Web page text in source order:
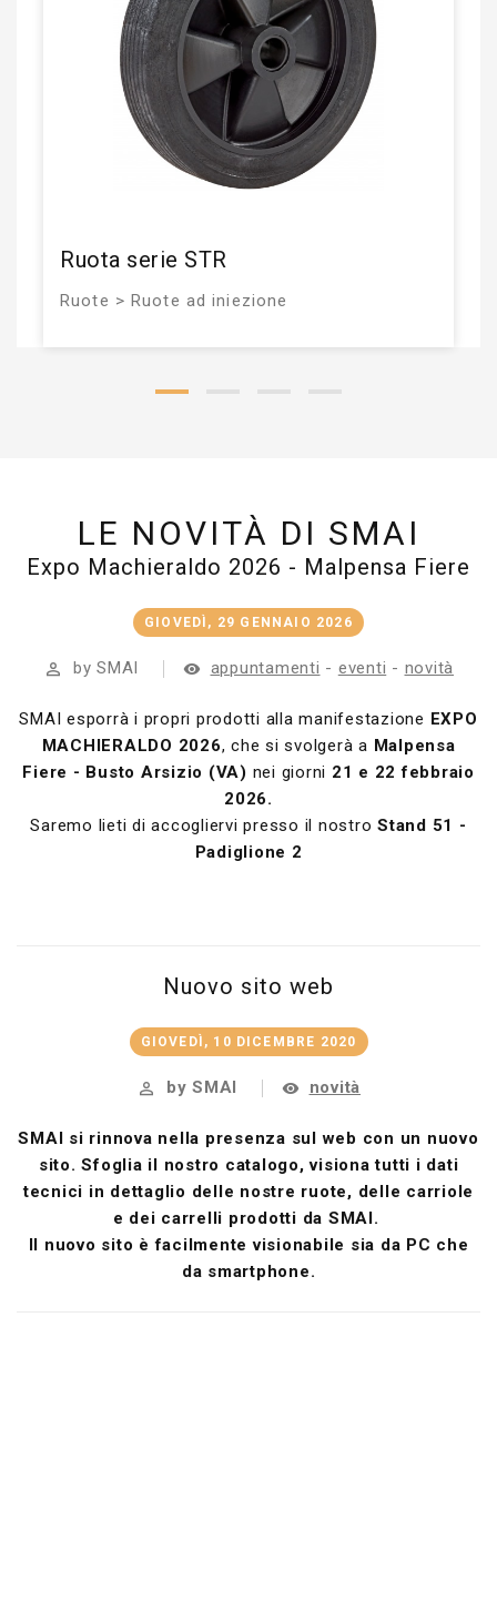
Ruota serie STR
Ruote > Ruote ad iniezione
LE NOVITÀ DI SMAI
Expo Machieraldo 2026 - Malpensa Fiere
GIOVEDÌ, 29 GENNAIO 2026
by SMAI appuntamenti - eventi - novità
SMAI esporrà i propri prodotti alla manifestazione EXPO
MACHIERALDO 2026, che si svolgerà a Malpensa
Fiere - Busto Arsizio (VA) nei giorni 21 e 22 febbraio
2026.
Saremo lieti di accogliervi presso il nostroStand 51 -
Padiglione 2
Nuovo sito web
GIOVEDÌ, 10 DICEMBRE 2020
by SMAI novità
SMAI si rinnova nella presenza sul web con un nuovo
sito. Sfoglia il nostro catalogo, visiona tutti i dati
tecnici in dettaglio delle nostre ruote, delle carriole
e dei carrelli prodotti da SMAI.
Il nuovo sito è facilmente visionabile sia da PC che
da smartphone.